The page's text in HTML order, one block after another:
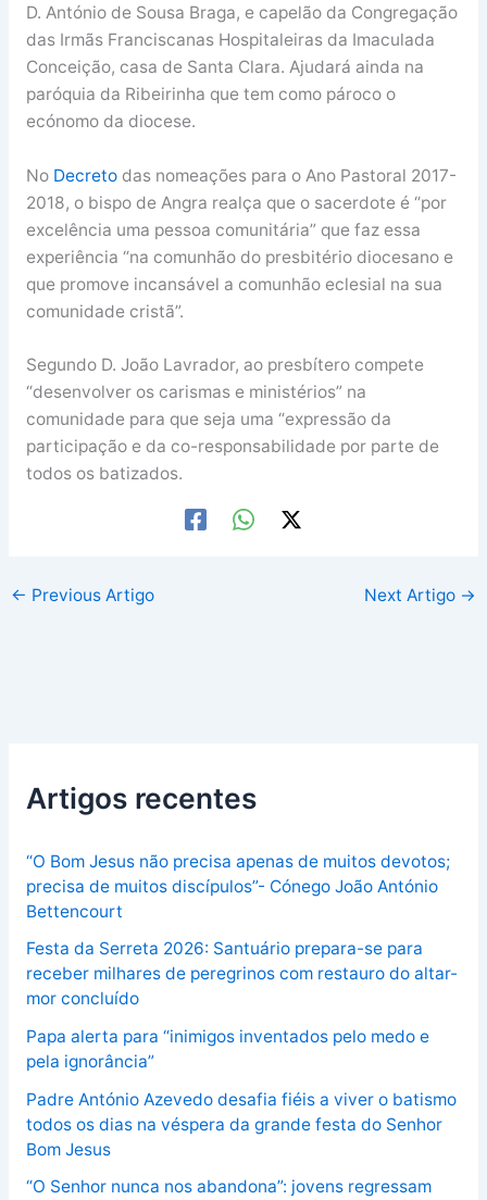
D. António de Sousa Braga, e capelão da Congregação
das Irmãs Franciscanas Hospitaleiras da Imaculada
Conceição, casa de Santa Clara. Ajudará ainda na
paróquia da Ribeirinha que tem como pároco o
ecónomo da diocese.
No Decretodas nomeações para o Ano Pastoral 2017-
2018, o bispo de Angra realça que o sacerdote é “por
excelência uma pessoa comunitária” que faz essa
experiência “na comunhão do presbitério diocesano e
que promove incansável a comunhão eclesial na sua
comunidade cristã”.
Segundo D. João Lavrador, ao presbítero compete
“desenvolver os carismas e ministérios” na
comunidade para que seja uma “expressão da
participação e da co-responsabilidade por parte de
todos os batizados.
← Previous Artigo Next Artigo →
Artigos recentes
“O Bom Jesus não precisa apenas de muitos devotos;
precisa de muitos discípulos”- Cónego João António
Bettencourt
Festa da Serreta 2026: Santuário prepara-se para
receber milhares de peregrinos com restauro do altar-
mor concluído
Papa alerta para “inimigos inventados pelo medo e
pela ignorância”
Padre António Azevedo desafia fiéis a viver o batismo
todos os dias na véspera da grande festa do Senhor
Bom Jesus
“O Senhor nunca nos abandona”: jovens regressam